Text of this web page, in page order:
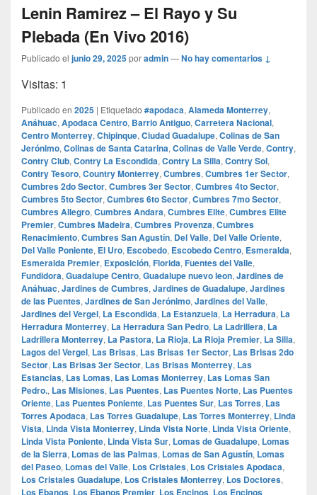
Lenin Ramirez – El Rayo y Su
Plebada (En Vivo 2016)
Publicado el junio 29, 2025poradmin—No hay comentarios ↓
Visitas: 1
Publicado en 2025 | Etiquetado #apodaca, Alameda Monterrey,
Anáhuac, Apodaca Centro, Barrio Antiguo, Carretera Nacional,
Centro Monterrey, Chipinque, Ciudad Guadalupe, Colinas de San
Jerónimo, Colinas de Santa Catarina, Colinas de Valle Verde, Contry,
Contry Club, Contry La Escondida, Contry La Silla, Contry Sol,
Contry Tesoro, Country Monterrey, Cumbres, Cumbres 1er Sector,
Cumbres 2do Sector, Cumbres 3er Sector, Cumbres 4to Sector,
Cumbres 5to Sector, Cumbres 6to Sector, Cumbres 7mo Sector,
Cumbres Allegro, Cumbres Andara, Cumbres Elite, Cumbres Elite
Premier, Cumbres Madeira, Cumbres Provenza, Cumbres
Renacimiento, Cumbres San Agustín, Del Valle, Del Valle Oriente,
Del Valle Poniente, El Uro, Escobedo, Escobedo Centro, Esmeralda,
Esmeralda Premier, Exposición, Florida, Fuentes del Valle,
Fundidora, Guadalupe Centro, Guadalupe nuevo leon, Jardines de
Anáhuac, Jardines de Cumbres, Jardines de Guadalupe, Jardines
de las Puentes, Jardines de San Jerónimo, Jardines del Valle,
Jardines del Vergel, La Escondida, La Estanzuela, La Herradura, La
Herradura Monterrey, La Herradura San Pedro, La Ladrillera, La
Ladrillera Monterrey, La Pastora, La Rioja, La Rioja Premier, La Silla,
Lagos del Vergel, Las Brisas, Las Brisas 1er Sector, Las Brisas 2do
Sector, Las Brisas 3er Sector, Las Brisas Monterrey, Las
Estancias, Las Lomas, Las Lomas Monterrey, Las Lomas San
Pedro., Las Misiones, Las Puentes, Las Puentes Norte, Las Puentes
Oriente, Las Puentes Poniente, Las Puentes Sur, Las Torres, Las
Torres Apodaca, Las Torres Guadalupe, Las Torres Monterrey, Linda
Vista, Linda Vista Monterrey, Linda Vista Norte, Linda Vista Oriente,
Linda Vista Poniente, Linda Vista Sur, Lomas de Guadalupe, Lomas
de la Sierra, Lomas de las Palmas, Lomas de San Agustín, Lomas
del Paseo, Lomas del Valle, Los Cristales, Los Cristales Apodaca,
Los Cristales Guadalupe, Los Cristales Monterrey, Los Doctores,
Los Ebanos, Los Ebanos Premier, Los Encinos, Los Encinos